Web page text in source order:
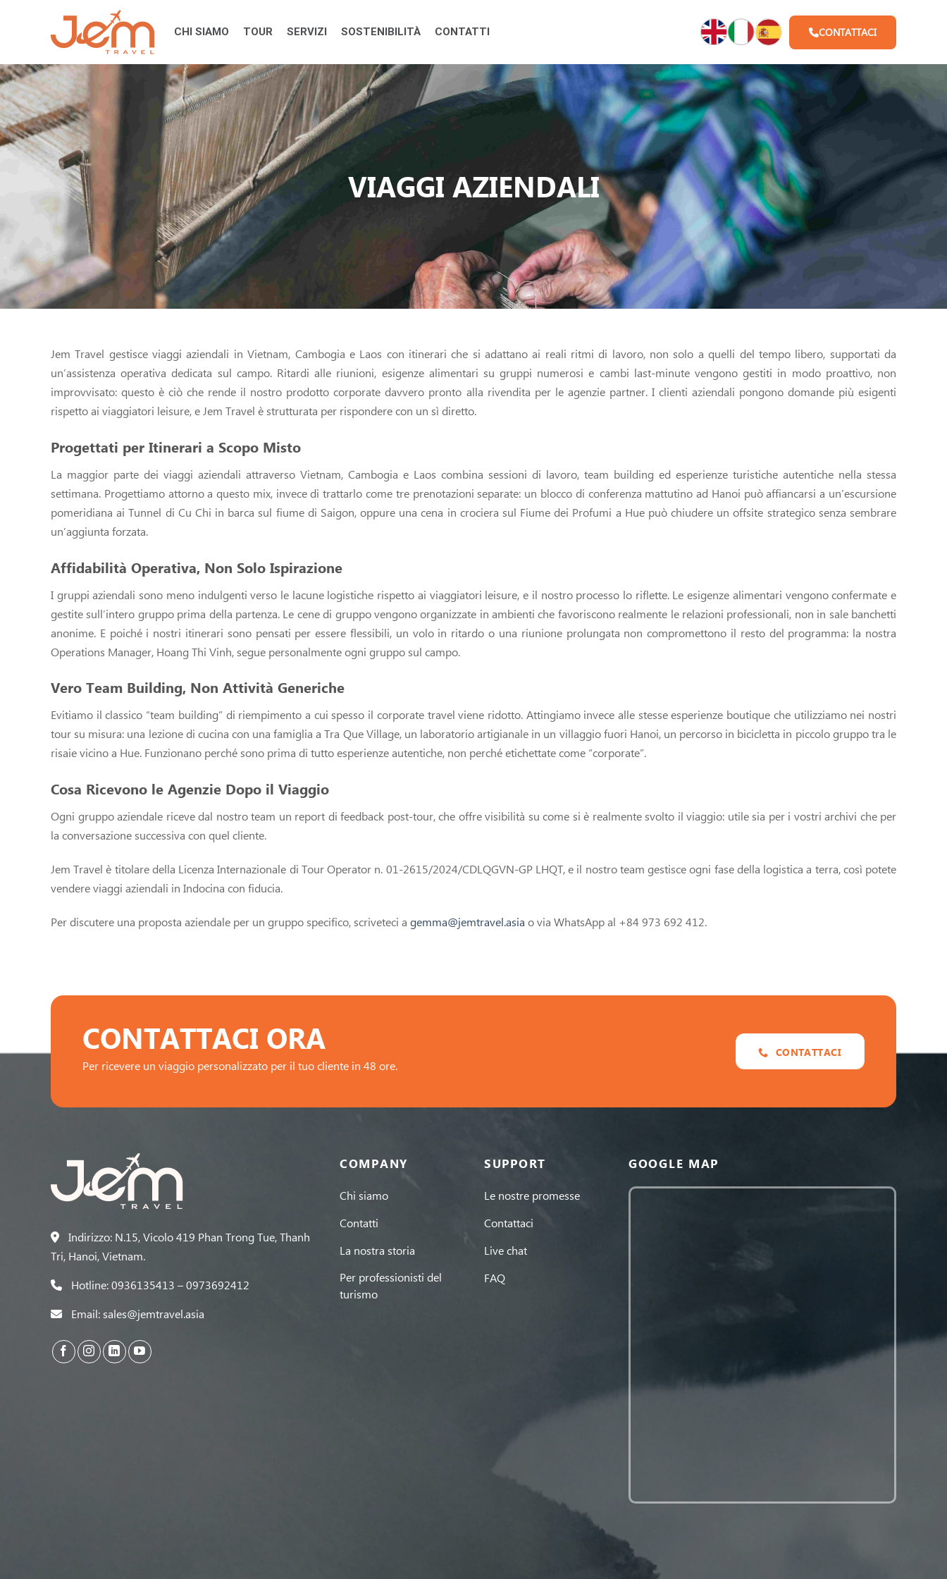
CHI SIAMO TOUR SERVIZI SOSTENIBILITÀ CONTATTI CONTATTACI
Viaggi Aziendali in Vietnam, Cambogia e Laos | Jem Travel
VIAGGI AZIENDALI
Jem Travel gestisce viaggi aziendali in Vietnam, Cambogia e Laos con itinerari che si adattano ai reali ritmi di lavoro, non solo a quelli del tempo libero, supportati da
un’assistenza operativa dedicata sul campo. Ritardi alle riunioni, esigenze alimentari su gruppi numerosi e cambi last-minute vengono gestiti in modo proattivo, non
improvvisato: questo è ciò che rende il nostro prodotto corporate davvero pronto alla rivendita per le agenzie partner. I clienti aziendali pongono domande più esigenti
rispetto ai viaggiatori leisure, e Jem Travel è strutturata per rispondere con un sì diretto.
Progettati per Itinerari a Scopo Misto
La maggior parte dei viaggi aziendali attraverso Vietnam, Cambogia e Laos combina sessioni di lavoro, team building ed esperienze turistiche autentiche nella stessa
settimana. Progettiamo attorno a questo mix, invece di trattarlo come tre prenotazioni separate: un blocco di conferenza mattutino ad Hanoi può affiancarsi a un’escursione
pomeridiana ai Tunnel di Cu Chi in barca sul fiume di Saigon, oppure una cena in crociera sul Fiume dei Profumi a Hue può chiudere un offsite strategico senza sembrare
un’aggiunta forzata.
Affidabilità Operativa, Non Solo Ispirazione
I gruppi aziendali sono meno indulgenti verso le lacune logistiche rispetto ai viaggiatori leisure, e il nostro processo lo riflette. Le esigenze alimentari vengono confermate e
gestite sull’intero gruppo prima della partenza. Le cene di gruppo vengono organizzate in ambienti che favoriscono realmente le relazioni professionali, non in sale banchetti
anonime. E poiché i nostri itinerari sono pensati per essere flessibili, un volo in ritardo o una riunione prolungata non compromettono il resto del programma: la nostra
Operations Manager, Hoang Thi Vinh, segue personalmente ogni gruppo sul campo.
Vero Team Building, Non Attività Generiche
Evitiamo il classico “team building” di riempimento a cui spesso il corporate travel viene ridotto. Attingiamo invece alle stesse esperienze boutique che utilizziamo nei nostri
tour su misura: una lezione di cucina con una famiglia a Tra Que Village, un laboratorio artigianale in un villaggio fuori Hanoi, un percorso in bicicletta in piccolo gruppo tra le
risaie vicino a Hue. Funzionano perché sono prima di tutto esperienze autentiche, non perché etichettate come “corporate”.
Cosa Ricevono le Agenzie Dopo il Viaggio
Ogni gruppo aziendale riceve dal nostro team un report di feedback post-tour, che offre visibilità su come si è realmente svolto il viaggio: utile sia per i vostri archivi che per
la conversazione successiva con quel cliente.
Jem Travel è titolare della Licenza Internazionale di Tour Operator n. 01-2615/2024/CDLQGVN-GP LHQT, e il nostro team gestisce ogni fase della logistica a terra, così potete
vendere viaggi aziendali in Indocina con fiducia.
Per discutere una proposta aziendale per un gruppo specifico, scriveteci a gemma@jemtravel.asia o via WhatsApp al +84 973 692 412.
CONTATTACI ORA
Per ricevere un viaggio personalizzato per il tuo cliente in 48 ore.
CONTATTACI
Indirizzo: N.15, Vicolo 419 Phan Trong Tue, Thanh
Tri, Hanoi, Vietnam.
Hotline: 0936135413 – 0973692412
Email: sales@jemtravel.asia
COMPANY
Chi siamo
Contatti
La nostra storia
Per professionisti del
turismo
SUPPORT
Le nostre promesse
Contattaci
Live chat
FAQ
GOOGLE MAP